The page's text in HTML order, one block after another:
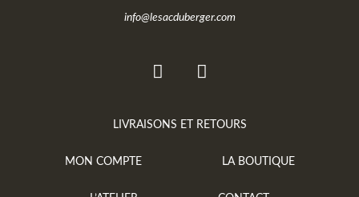
info@lesacduberger.com
LIVRAISONS ET RETOURS
MON COMPTE LA BOUTIQUE